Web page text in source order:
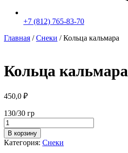
+7 (812) 765-83-70
Главная /Снеки / Кольца кальмара
Кольца кальмара
450,0 ₽
130/30 гр
Количество
товара
Кольца
кальмара
В корзину
Категория: Снеки